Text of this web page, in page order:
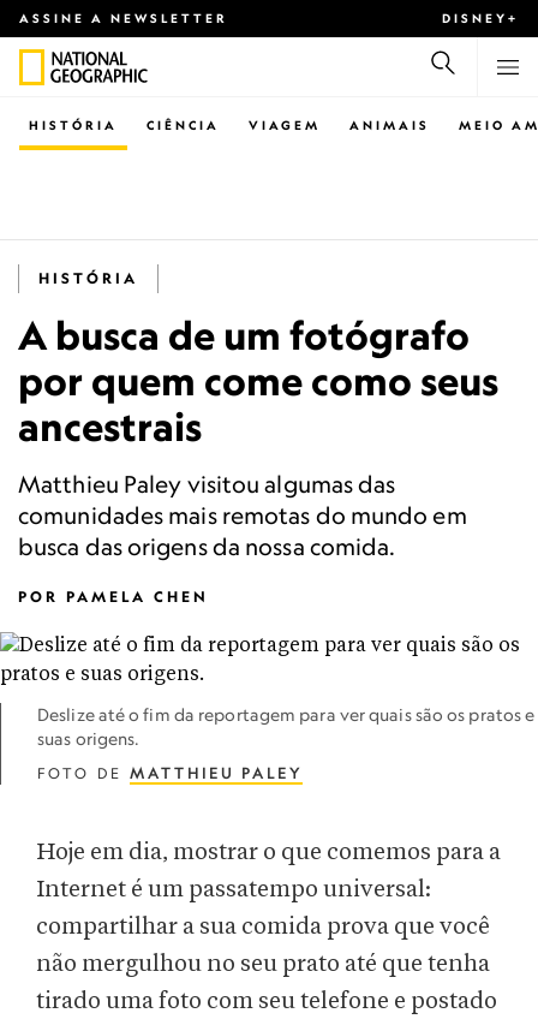
ASSINE A NEWSLETTER DISNEY+
CIÊNCIA VIAGEM ANIMAIS
HISTÓRIA MEIO
HISTÓRIA
A busca de um fotógrafo
por quem come como seus
ancestrais
Matthieu Paley visitou algumas das
comunidades mais remotas do mundo em
busca das origens da nossa comida.
POR PAMELA CHEN
Deslize até o fim da reportagem para ver quais são os pratos e
suas origens.
FOTO DE MATTHIEU PALEY
Hoje em dia, mostrar o que comemos para a
Internet é um passatempo universal:
compartilhar a sua comida prova que você
não mergulhou no seu prato até que tenha
tirado uma foto com seu telefone e postado